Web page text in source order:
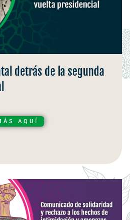
detrás de la segunda
AQUÍ